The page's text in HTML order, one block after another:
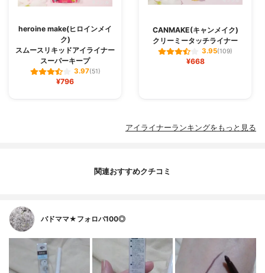
heroine make(ヒロインメイ
ク)
スムースリキッドアイライナー
スーパーキープ
3.97(51)
¥796
CANMAKE(キャンメイク)
クリーミータッチライナー
3.95(109)
¥668
アイライナーランキングをもっと見る
関連おすすめクチコミ
バドママ★フォロバ100◎